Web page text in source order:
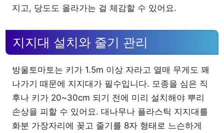
지고, 당도도 올라가는 걸 체감할 수 있어요.
지지대 설치와 줄기 관리
방울토마토는 키가 1.5m 이상 자라고 열매 무게도 꽤
나가기 때문에 지지대가 필수입니다. 모종을 심은 직
후나 키가 20~30cm 되기 전에 미리 설치해야 뿌리
손상을 피할 수 있어요. 대나무나 플라스틱 지지대를
화분 가장자리에 꽂고 줄기를 8자 형태로 느슨하게